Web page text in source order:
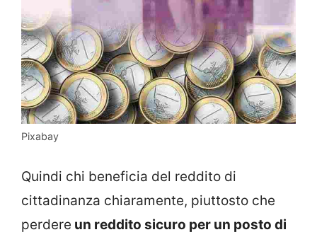
Pixabay
Quindi chi beneficia del reddito di
cittadinanza chiaramente, piuttosto che
perdere un reddito sicuro per un posto di